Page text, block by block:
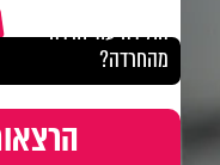
הולידה עוד חרדה
מהחרדה?